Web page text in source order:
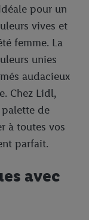
pour un
vives et
femme. La
unies
audacieux
Chez Lidl,
de
à toutes vos
parfait.
avec